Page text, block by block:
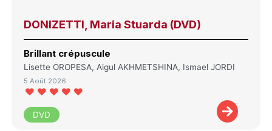
DONIZETTI, Maria Stuarda (DVD)
Brillant crépuscule
Lisette OROPESA, Aigul AKHMETSHINA, Ismael JORDI
5 Août 2026
DVD